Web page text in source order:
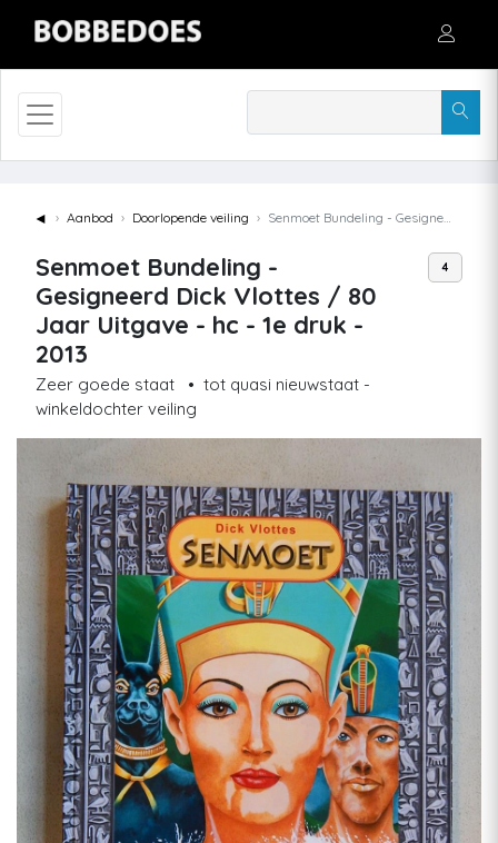
◄ Aanbod Doorlopende veiling Senmoet Bundeling - Gesigneerd Dick Vlottes / 80 Jaar Uitgave - hc - 1e druk - 2013
Senmoet Bundeling -
Gesigneerd Dick Vlottes / 80
Jaar Uitgave - hc - 1e druk -
2013
Zeer goede staat • tot quasi nieuwstaat -
winkeldochter veiling
4